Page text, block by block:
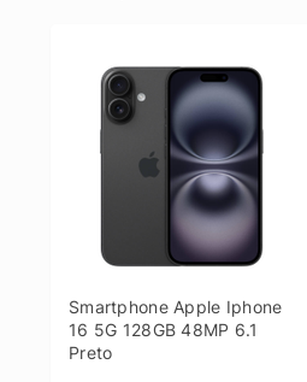
Smartphone Apple Iphone
16 5G 128GB 48MP 6.1
Preto